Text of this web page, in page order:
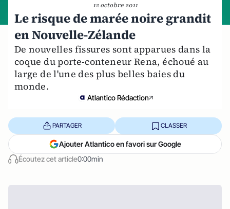
12 octobre 2011
Le risque de marée noire grandit
en Nouvelle-Zélande
De nouvelles fissures sont apparues dans la
coque du porte-conteneur Rena, échoué au
large de l'une des plus belles baies du
monde.
Atlantico Rédaction
Écoutez cet article0:00min
PARTAGER CLASSER
Ajouter Atlantico en favori sur Google